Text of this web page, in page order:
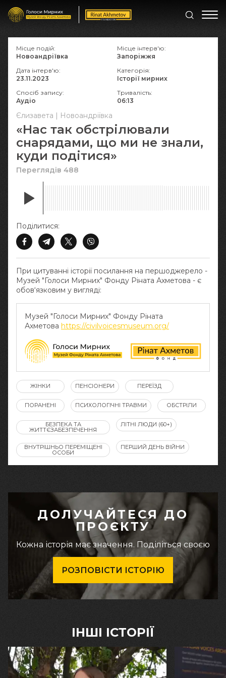
Єлизавета | Новоандріївка
«Нас так обстрілювали
снарядами, що ми не знали,
куди подітися»
Переглядів 488
При цитуванні історії посилання на першоджерело -
Музей "Голоси Мирних" Фонду Ріната Ахметова - є
обов‘язковим у вигляді:
Музей "Голоси Мирних" Фонду Ріната
Ахметова https://civilvoicesmuseum.org/
Поділитися:
Місце подій:
Новоандріївка
Місце інтерв'ю:
Запоріжжя
Дата інтерв'ю:
23.11.2023
Категорія:
Історії мирних
Спосіб запису:
Аудіо
Тривалість:
06:13
ЖІНКИ ПЕНСІОНЕРИ ПЕРЕЇЗД
ПОРАНЕНІ ПСИХОЛОГІЧНІ ТРАВМИ ОБСТРІЛИ
БЕЗПЕКА ТА
ЖИТТЄЗАБЕЗПЕЧЕННЯ
ЛІТНІ ЛЮДИ (60+)
ВНУТРІШНЬО ПЕРЕМІЩЕНІ
ОСОБИ
ПЕРШИЙ ДЕНЬ ВІЙНИ
ДОЛУЧАЙТЕСЯ ДО
ПРОЄКТУ
Кожна історія має значення. Поділіться своєю
РОЗПОВІСТИ ІСТОРІЮ
ІНШІ ІСТОРІЇ